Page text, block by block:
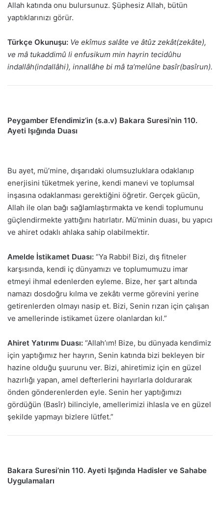
Allah katında onu bulursunuz. Şüphesiz Allah, bütün
yaptıklarınızı görür.
Türkçe Okunuşu: Ve ekîmus salâte ve âtûz zekât(zekâte),
ve mâ tukaddimû li enfusikum min hayrin tecidûhu
indallâh(indallâhi), innallâhe bi mâ ta’melûne basîr(basîrun).
Peygamber Efendimiz’in (s.a.v) Bakara Suresi’nin 110.
Ayeti Işığında Duası
Bu ayet, mü’mine, dışarıdaki olumsuzluklara odaklanıp
enerjisini tüketmek yerine, kendi manevi ve toplumsal
inşasına odaklanması gerektiğini öğretir. Gerçek gücün,
Allah ile olan bağı sağlamlaştırmakta ve kendi toplumunu
güçlendirmekte yattığını hatırlatır. Mü’minin duası, bu yapıcı
ve ahiret odaklı ahlaka sahip olabilmektir.
Amelde İstikamet Duası: “Ya Rabbi! Bizi, dış fitneler
karşısında, kendi iç dünyamızı ve toplumumuzu imar
etmeyi ihmal edenlerden eyleme. Bize, her şart altında
namazı dosdoğru kılma ve zekâtı verme görevini yerine
getirenlerden olmayı nasip et. Bizi, Senin rızan için çalışan
ve amellerinde istikamet üzere olanlardan kıl.”
Ahiret Yatırımı Duası: “Allah’ım! Bize, bu dünyada kendimiz
için yaptığımız her hayrın, Senin katında bizi bekleyen bir
hazine olduğu şuurunu ver. Bizi, ahiretimiz için en güzel
hazırlığı yapan, amel defterlerini hayırlarla doldurarak
önden gönderenlerden eyle. Senin her yaptığımızı
gördüğün (Basîr) bilinciyle, amellerimizi ihlasla ve en güzel
şekilde yapmayı bizlere lütfet.”
Bakara Suresi’nin 110. Ayeti Işığında Hadisler ve Sahabe
Uygulamaları